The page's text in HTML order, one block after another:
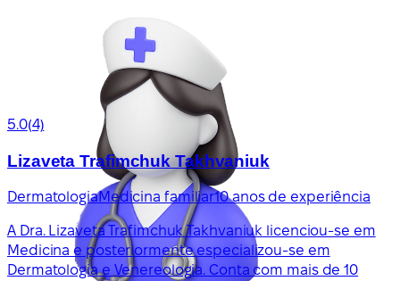
5.0(4)
Lizaveta Trafimchuk Takhvaniuk
DermatologiaMedicina familiar10 anos de experiência
A Dra. Lizaveta Trafimchuk Takhvaniuk licenciou-se em
Medicina e posteriormente especializou-se em
Dermatologia e Venereologia. Conta com mais de 10